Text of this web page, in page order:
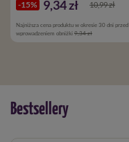
-15% 9,34 zł
Najniższa cena produktu w okresie 30 dni przed
wprowadzeniem obniżki 9,34 zł
10,99 zł
Bestsellery